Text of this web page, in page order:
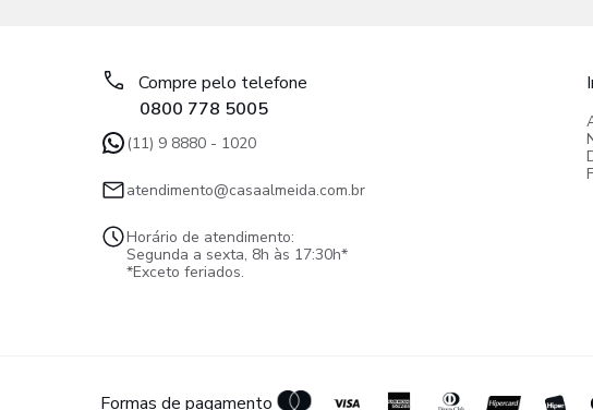
Compre pelo telefone
0800 778 5005
(11) 9 8880 - 1020
atendimento@casaalmeida.com.br
Horário de atendimento:
Segunda a sexta, 8h às 17:30h*
*Exceto feriados.
Formas de pagamento